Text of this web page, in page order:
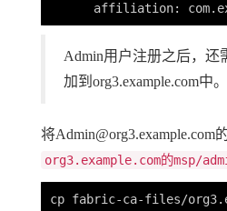
Admin用户注册之后，还
加到org3.example.com中。
将Admin@org3.example.com
org3.example.com的msp/